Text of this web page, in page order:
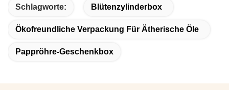
Schlagworte: Blütenzylinderbox
Ökofreundliche Verpackung Für Ätherische Öle
Pappröhre-Geschenkbox